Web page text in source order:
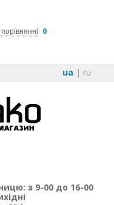
0
ua | ru
з 9-00 до 16-00